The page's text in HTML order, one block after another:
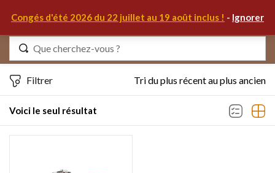
Congés d'été 2026 du 22 juillet au 19 août inclus ! - Ignorer
Voici le seul résultat
Filtrer Tri du plus récent au plus ancien
Identifiez-vous